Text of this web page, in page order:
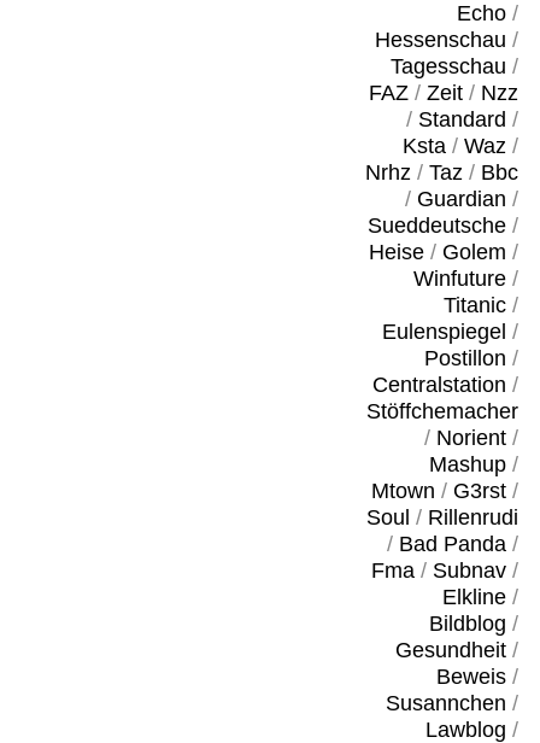
Echo/
Hessenschau /
Tagesschau /
FAZ/ Zeit/ Nzz
/ Standard /
Ksta/ Waz/
Nrhz/ Taz/ Bbc
/ Guardian /
Sueddeutsche/
Heise/ Golem /
Winfuture/
Titanic/
Eulenspiegel /
Postillon /
Centralstation /
Stöffchemacher
/ Norient/
Mashup/
Mtown / G3rst/
Soul / Rillenrudi
/ Bad Panda/
Fma/ Subnav/
Elkline/
Bildblog /
Gesundheit/
Beweis/
Susannchen /
Lawblog /